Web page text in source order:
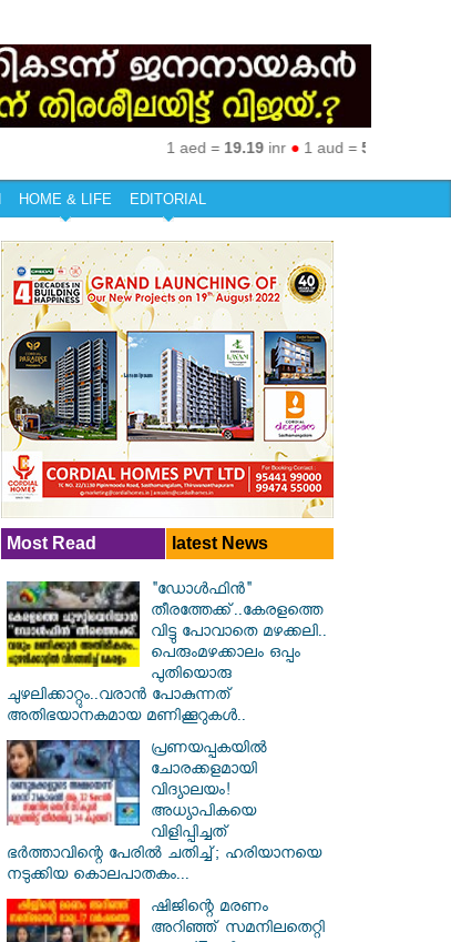
1 aed =19.19inr● 1 aud =50.27
HOME & LIFE EDITORIAL
Most Read latest News
"ഡോൾഫിൻ"
തീരത്തേക്ക്..കേരളത്തെ
വിട്ടു പോവാതെ മഴക്കലി..
പെരുംമഴക്കാലം ഒപ്പം
പുതിയൊരു
ചുഴലിക്കാറ്റും..വരാൻ പോകുന്നത്
അതിഭയാനകമായ മണിക്കൂറുകൾ..
പ്രണയപ്പകയിൽ
ചോരക്കളമായി
വിദ്യാലയം!
അധ്യാപികയെ
വിളിപ്പിച്ചത്
ഭർത്താവിന്റെ പേരിൽ ചതിച്ച്; ഹരിയാനയെ
നടുക്കിയ കൊലപാതകം...
ഷിജിന്റെ മരണം
അറിഞ്ഞ് സമനിലതെറ്റി